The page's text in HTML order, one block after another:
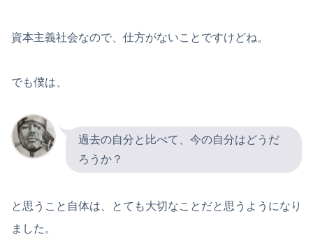
資本主義社会なので、仕方がないことですけどね。
でも僕は、
過去の自分と比べて、今の自分はどうだ
ろうか？
と思うこと自体は、とても大切なことだと思うようになり
ました。